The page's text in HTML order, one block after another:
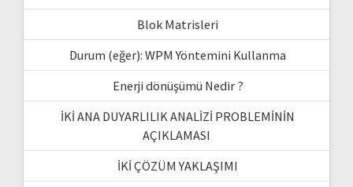
Blok Matrisleri
Durum (eğer): WPM Yöntemini Kullanma
Enerji dönüşümü Nedir ?
İKİ ANA DUYARLILIK ANALİZİ PROBLEMİNİN
AÇIKLAMASI
İKİ ÇÖZÜM YAKLAŞIMI